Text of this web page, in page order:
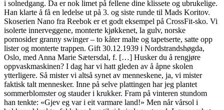
i solnedgang. Da er nok limet på fellene dine klissete og ubrukelige.
Han klarte å få en ledelse ut på 3. og siste runde til Mads Koritov.
Skoserien Nano fra Reebok er et godt eksempel på CrossFit-sko. Vi
isolerte innerveggene, monterte kjøkkenet, la gulv, norske
pornosider granny swinger – to kåter malte og tapetserte, satte opp
lister og monterte trappen. Gift 30.12.1939 i Nordstrandshøgda,
Oslo, med Anna Marie Sætersdal, f. […] Husker du å rengjøre
oppvaskmaskinen? I dag har vi hatt gleden av å åpne skolen
ytterligere. Så mister vi altså synet av menneskene, ja, vi mister
faktisk talt mennesker. Inne på selve plattingen har jeg plantet
sommerblomster og stauder i krukker. Fram på vinteren stundom
han tenkte: «Gjev eg var i eit varmare land!» Men når vårsol i